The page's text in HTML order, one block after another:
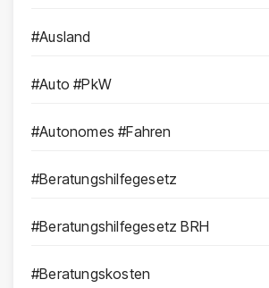
#Ausland
#Auto #PkW
#Autonomes #Fahren
#Beratungshilfegesetz
#Beratungshilfegesetz BRH
#Beratungskosten